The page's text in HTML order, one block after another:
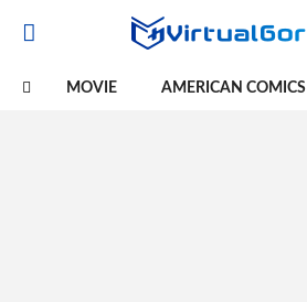
MOVIE AMERICAN COMICS